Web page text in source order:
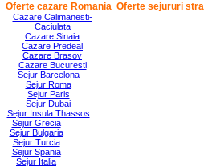
Oferte cazare Romania Oferte sejururi
Cazare Calimanesti-
Caciulata
Cazare Sinaia
Cazare Predeal
Cazare Brasov
Cazare Bucuresti
Sejur Barcelona
Sejur Roma
Sejur Paris
Sejur Dubai
Sejur Insula Thassos
Sejur Grecia
Sejur Bulgaria
Sejur Turcia
Sejur Spania
Sejur Italia